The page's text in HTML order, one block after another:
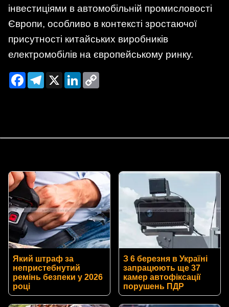
інвестиціями в автомобільній промисловості
Європи, особливо в контексті зростаючої
присутності китайських виробників
електромобілів на європейському ринку.
FacebookTelegram
X LinkedIn
Який штраф за
непристебнутий
ремінь безпеки у 2026
році
З 6 березня в Україні
запрацюють ще 37
камер автофіксації
порушень ПДР